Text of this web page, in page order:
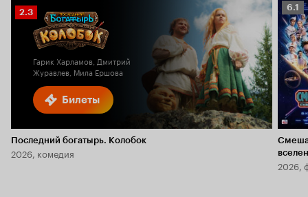
Билеты
Рейтинг
Кинопоиска
2.3
Гарик Харламов, Дмитрий
Журавлев, Мила Ершова
Последний богатырь. Колобок
2026, комедия
6.1
6.1
2026,